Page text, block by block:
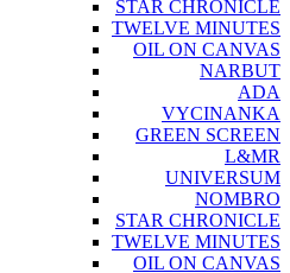
STAR CHRONICLE
TWELVE MINUTES
OIL ON CANVAS
NARBUT
ADA
VYCINANKA
GREEN SCREEN
L&MR
UNIVERSUM
NOMBRO
STAR CHRONICLE
TWELVE MINUTES
OIL ON CANVAS